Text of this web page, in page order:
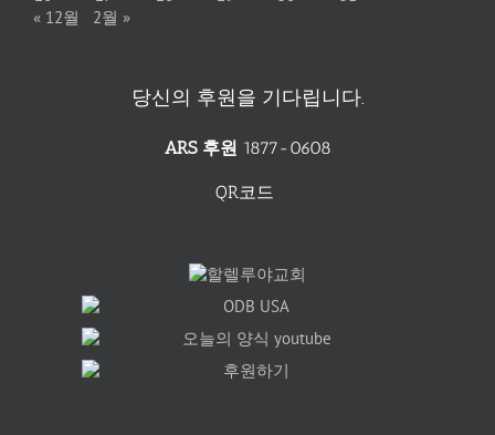
« 12월
2월 »
당신의 후원을 기다립니다.
ARS 후원 1877-0608
QR코드